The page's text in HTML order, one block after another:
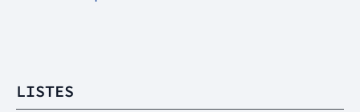
LISTES